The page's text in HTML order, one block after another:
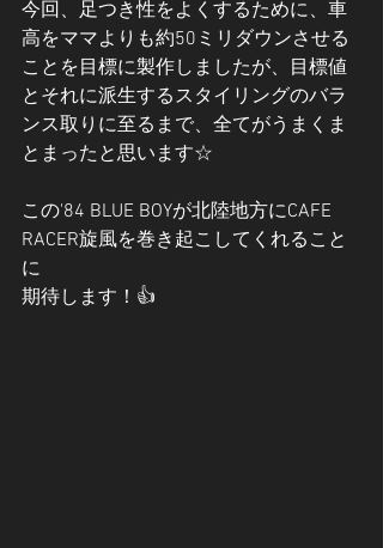
今回、足つき性をよくするために、車
高をママよりも約50ミリダウンさせる
ことを目標に製作しましたが、目標値
とそれに派生するスタイリングのバラ
ンス取りに至るまで、全てがうまくま
とまったと思います☆
この'84 BLUE BOYが北陸地方にCAFE
RACER旋風を巻き起こしてくれること
に
期待します！👍